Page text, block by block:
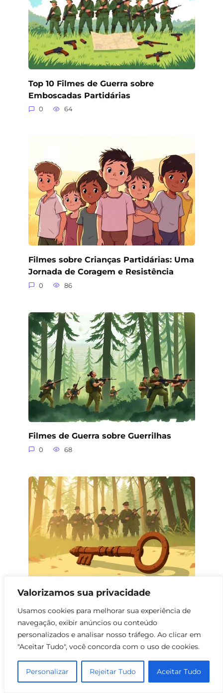
Valorizamos sua privacidade
Usamos cookies para melhorar sua experiência de
navegação, exibir anúncios ou conteúdo
personalizados e analisar nosso tráfego. Ao clicar em
"Aceitar Tudo", você concorda com o uso de cookies.
Personalizar Rejeitar Tudo Aceitar Tudo
Top 10 Filmes de Guerra sobre
Emboscadas Partidárias
0 64
Filmes sobre Crianças Partidárias: Uma
Jornada de Coragem e Resistência
0 86
Filmes de Guerra sobre Guerrilhas
0 68
Filmes sobre Heróis Partidários: Uma
Jornada de Coragem e Resistência
0 79